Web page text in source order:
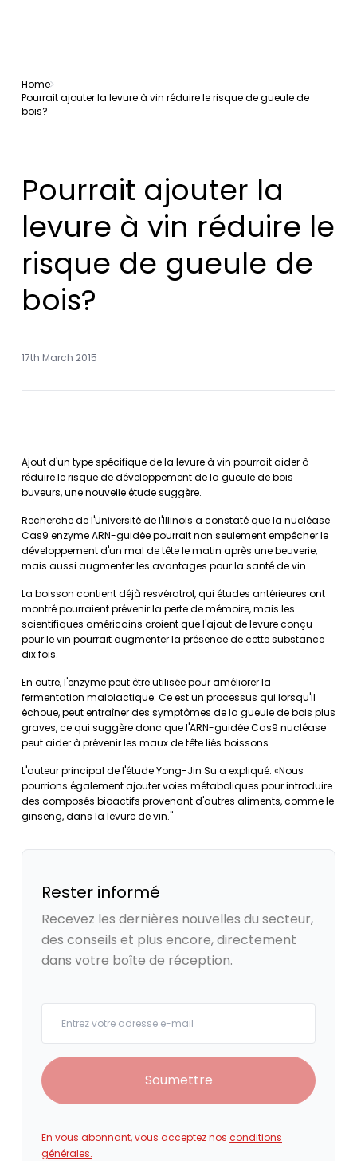
Home
Pourrait ajouter la levure à vin réduire le risque de gueule de
bois?
Pourrait ajouter la
levure à vin réduire le
risque de gueule de
bois?
17th March 2015
Ajout d'un type spécifique de la levure à vin pourrait aider à
réduire le risque de développement de la gueule de bois
buveurs, une nouvelle étude suggère.
Recherche de l'Université de l'Illinois a constaté que la nucléase
Cas9 enzyme ARN-guidée pourrait non seulement empêcher le
développement d'un mal de tête le matin après une beuverie,
mais aussi augmenter les avantages pour la santé de vin.
La boisson contient déjà resvératrol, qui études antérieures ont
montré pourraient prévenir la perte de mémoire, mais les
scientifiques américains croient que l'ajout de levure conçu
pour le vin pourrait augmenter la présence de cette substance
dix fois.
En outre, l'enzyme peut être utilisée pour améliorer la
fermentation malolactique. Ce est un processus qui lorsqu'il
échoue, peut entraîner des symptômes de la gueule de bois plus
graves, ce qui suggère donc que l'ARN-guidée Cas9 nucléase
peut aider à prévenir les maux de tête liés boissons.
L'auteur principal de l'étude Yong-Jin Su a expliqué: «Nous
pourrions également ajouter voies métaboliques pour introduire
des composés bioactifs provenant d'autres aliments, comme le
ginseng, dans la levure de vin."
Rester informé
Recevez les dernières nouvelles du secteur,
des conseils et plus encore, directement
dans votre boîte de réception.
Soumettre
En vous abonnant, vous acceptez nos conditions
générales.